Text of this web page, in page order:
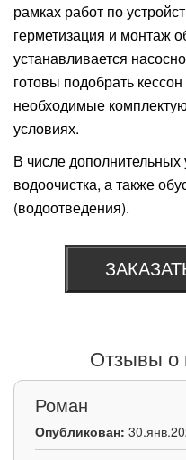
рамках работ по
герметизация и монтаж
устанавливается
готовы подобрать
необходимые
условиях.
В числе дополнительных
водоочистка, а также
(водоотведения).
Отзывы о
Роман
Опубликован: